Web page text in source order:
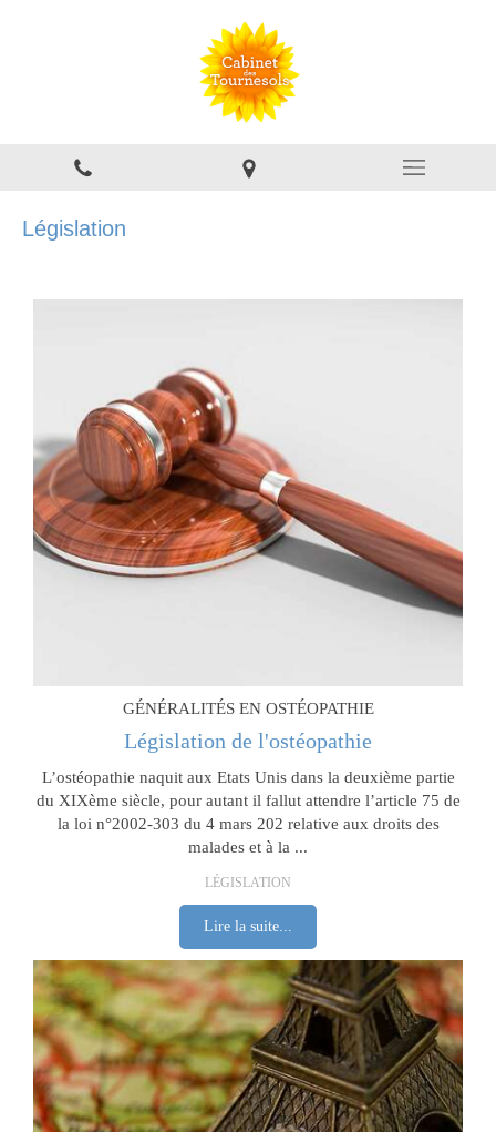
Législation
GÉNÉRALITÉS EN OSTÉOPATHIE
Législation de l'ostéopathie
L’ostéopathie naquit aux Etats Unis dans la deuxième partie
du XIXème siècle, pour autant il fallut attendre l’article 75 de
la loi n°2002-303 du 4 mars 202 relative aux droits des
malades et à la ...
LÉGISLATION
Lire la suite...